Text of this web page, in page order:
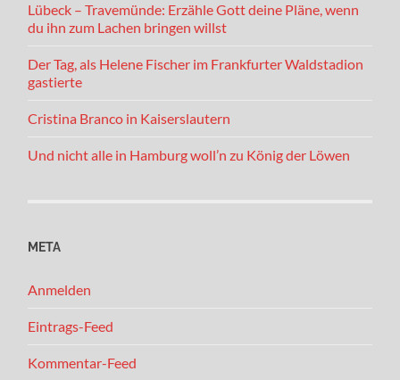
Lübeck – Travemünde: Erzähle Gott deine Pläne, wenn
du ihn zum Lachen bringen willst
Der Tag, als Helene Fischer im Frankfurter Waldstadion
gastierte
Cristina Branco in Kaiserslautern
Und nicht alle in Hamburg woll’n zu König der Löwen
META
Anmelden
Eintrags-Feed
Kommentar-Feed